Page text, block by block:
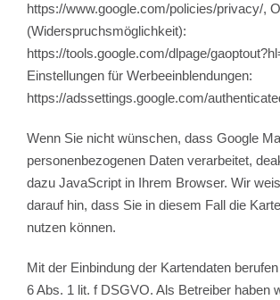
https://www.google.com/policies/privacy/,
(Widerspruchsmöglichkeit):
https://tools.google.com/dlpage/
Einstellungen für Werbeeinblendungen:
https://adssettings.google.com/
Wenn Sie nicht wünschen, dass Google
personenbezogenen Daten verarbeitet,
dazu JavaScript in Ihrem Browser. Wir
darauf hin, dass Sie in diesem Fall die
nutzen können.
Mit der Einbindung der Kartendaten
6 Abs. 1 lit. f DSGVO. Als Betreiber haben